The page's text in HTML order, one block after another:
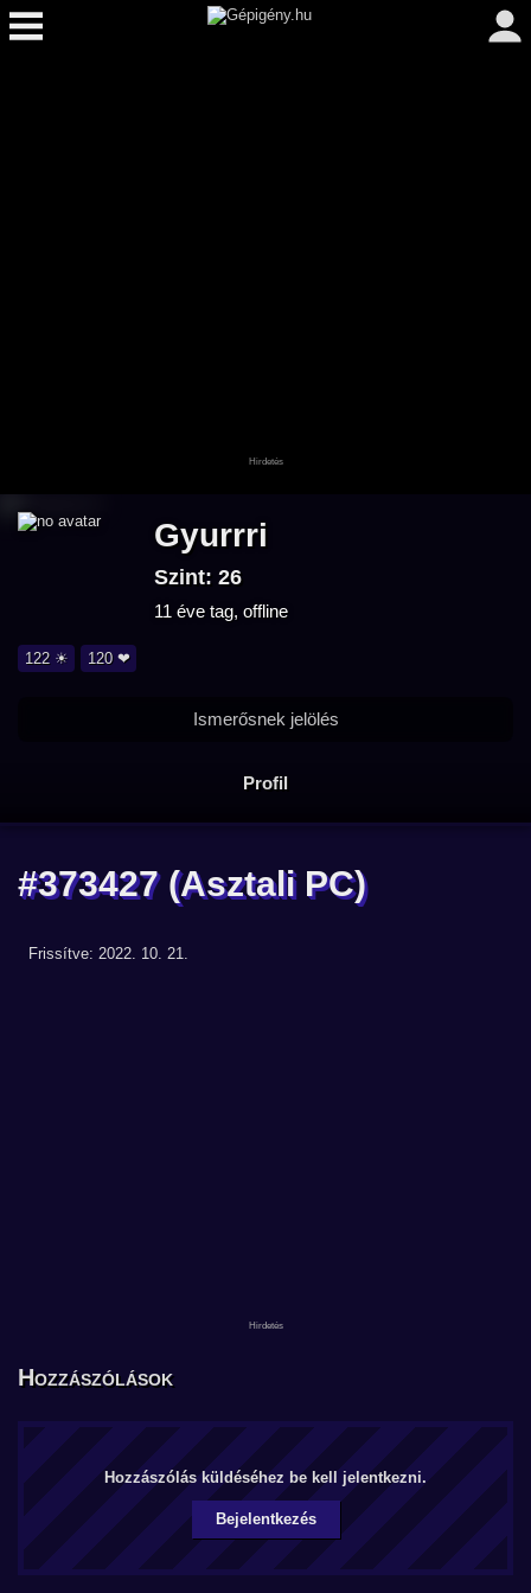
Gyurrri
Szint: 26
11 éve tag, offline
122 ☀ 120 ❤
Profil
Ismerősnek jelölés
#373427 (Asztali PC)
Frissítve: 2022. 10. 21.
Hozzászólások
Hozzászólás küldéséhez be kell jelentkezni.
Bejelentkezés